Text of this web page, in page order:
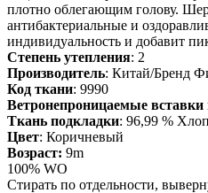
плотно облегающим голову.
антибактериальные и
индивидуальность и добавит
Степень утепления: 2
Производитель: Китай/Бренд
Код ткани: 9990
Ветронепроницаемые вставки
Ткань подкладки: 96,99 %
Цвет: Коричневый
Возраст: 9m
100% WO
Стирать по отдельности,